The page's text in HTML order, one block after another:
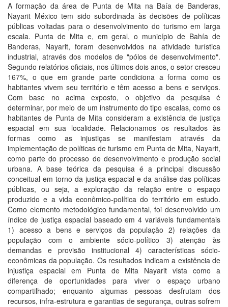
A formação da área de Punta de Mita na Baía de Banderas,
Nayarit México tem sido subordinada às decisões de políticas
públicas voltadas para o desenvolvimento do turismo em larga
escala. Punta de Mita e, em geral, o município de Bahía de
Banderas, Nayarit, foram desenvolvidos na atividade turística
industrial, através dos modelos de "pólos de desenvolvimento".
Segundo relatórios oficiais, nos últimos dois anos, o setor cresceu
167%, o que em grande parte condiciona a forma como os
habitantes vivem seu território e têm acesso a bens e serviços.
Com base no acima exposto, o objetivo da pesquisa é
determinar, por meio de um instrumento do tipo escalas, como os
habitantes de Punta de Mita consideram a existência de justiça
espacial em sua localidade. Relacionamos os resultados às
formas como as injustiças se manifestam através da
implementação de políticas de turismo em Punta de Mita, Nayarit,
como parte do processo de desenvolvimento e produção social
urbana. A base teórica da pesquisa é a principal discussão
conceitual em torno da justiça espacial e da análise das políticas
públicas, ou seja, a exploração da relação entre o espaço
produzido e a vida econômico-política do território em estudo.
Como elemento metodológico fundamental, foi desenvolvido um
índice de justiça espacial baseado em 4 variáveis fundamentais
1) acesso a bens e serviços da população 2) relações da
população com o ambiente sócio-político 3) atenção às
demandas e provisão institucional 4) características sócio-
econômicas da população. Os resultados indicam a existência de
injustiça espacial em Punta de Mita Nayarit vista como a
diferença de oportunidades para viver o espaço urbano
compartilhado; enquanto algumas pessoas desfrutam dos
recursos, infra-estrutura e garantias de segurança, outras sofrem